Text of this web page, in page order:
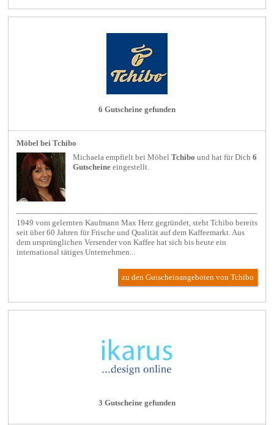
6 Gutscheine gefunden
Möbel bei Tchibo
Michaela empfielt beiMöbel Tchibo und hat für Dich6
Gutscheine eingestellt.
1949 vom gelernten Kaufmann Max Herz gegründet, steht Tchibo bereits
seit über 60 Jahren für Frische und Qualität auf dem Kaffeemarkt. Aus
dem ursprünglichen Versender von Kaffee hat sich bis heute ein
international tätiges Unternehmen...
zu den Gutscheinangeboten von Tchibo
3 Gutscheine gefunden